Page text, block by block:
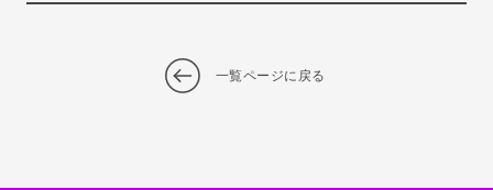
一覧ページに戻る